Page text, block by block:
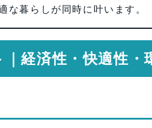
な暮らしが同時に叶います。
経済性・快適性・